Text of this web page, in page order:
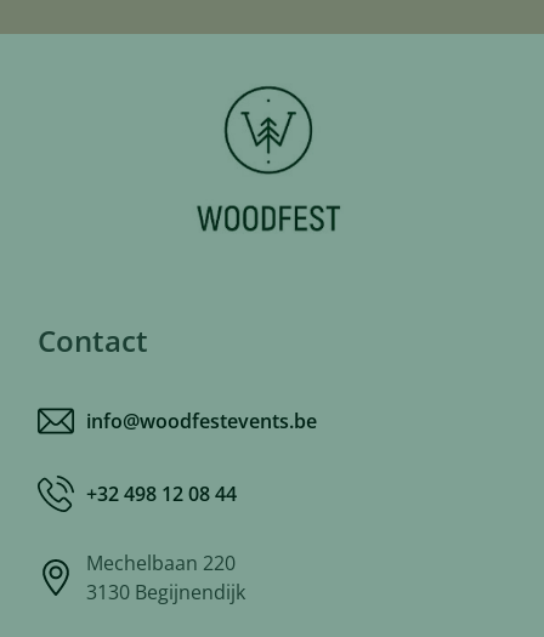
Contact
info@woodfestevents.be
+32 498 12 08 44
Mechelbaan 220
3130 Begijnendijk